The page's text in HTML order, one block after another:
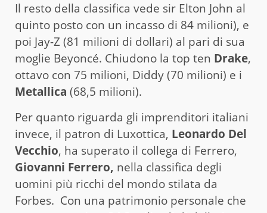
Il resto della classifica vede sir Elton John al
quinto posto con un incasso di 84 milioni), e
poi Jay-Z (81 milioni di dollari) al pari di sua
moglie Beyoncé. Chiudono la top ten Drake,
ottavo con 75 milioni, Diddy (70 milioni) e i
Metallica (68,5 milioni).
Per quanto riguarda gli imprenditori italiani
invece, il patron di Luxottica, Leonardo Del
Vecchio, ha superato il collega di Ferrero,
Giovanni Ferrero, nella classifica degli
uomini più ricchi del mondo stilata da
Forbes. Con una patrimonio personale che